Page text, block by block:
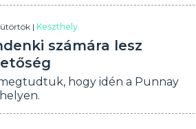
|Keszthely
számára lesz
hogy idén a Punnay